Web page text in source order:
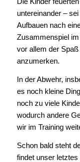
untereinander –
Aufbauen nach
Zusammenspiel
vor allem der
anzumerken.
In der Abwehr,
es noch kleine
noch zu viele
wodurch andere
wir im Training
Schon bald steht
findet unser